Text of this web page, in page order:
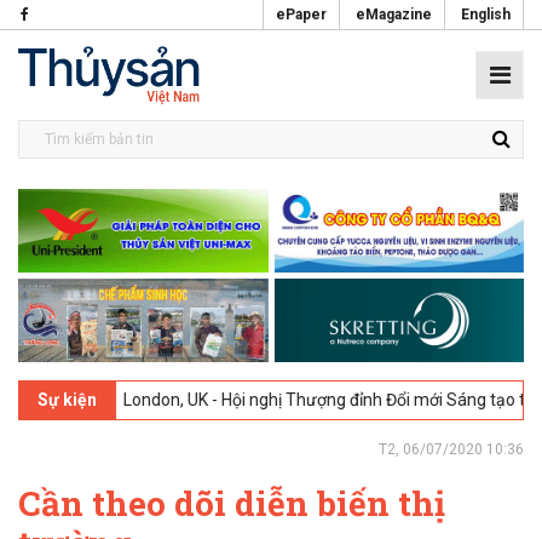
ePaper eMagazine English
Sự kiện
London, UK - Hội nghị Thượng đỉnh Đổi mới Sáng tạo trong Ngành
T2, 06/07/2020 10:36
Cần theo dõi diễn biến thị